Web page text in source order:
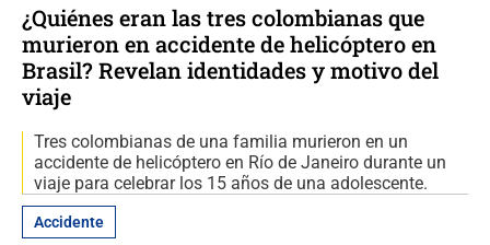
¿Quiénes eran las tres colombianas que
murieron en accidente de helicóptero en
Brasil? Revelan identidades y motivo del
viaje
Tres colombianas de una familia murieron en un
accidente de helicóptero en Río de Janeiro durante un
viaje para celebrar los 15 años de una adolescente.
Accidente